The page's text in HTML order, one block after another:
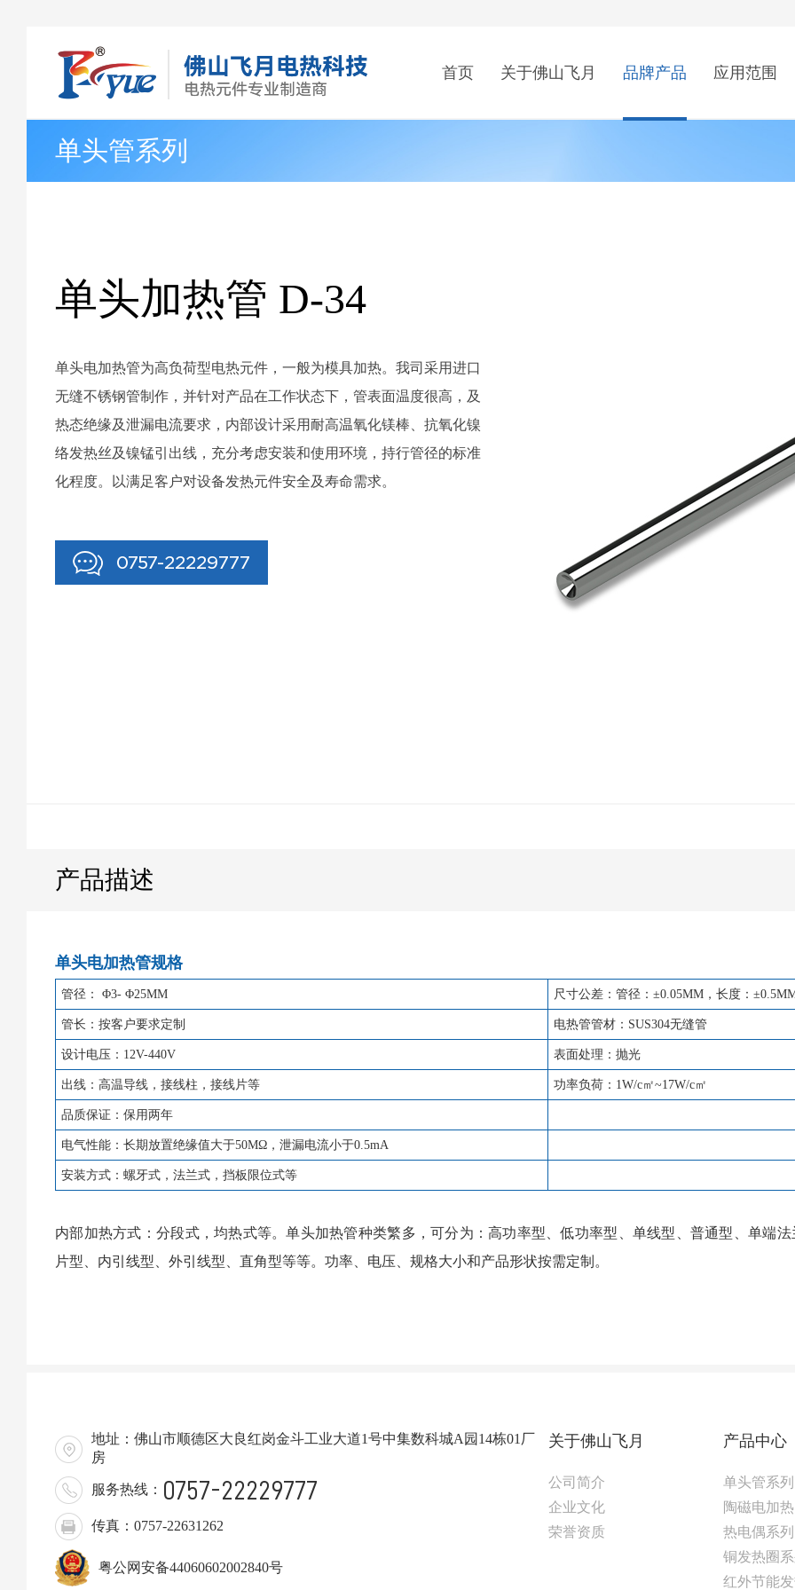
首页 关于佛山飞月 品牌产品 应用范围
单头管系列
单头加热管 D-34
单头电加热管为高负荷型电热元件，一般为模具加热。我司采用进口
无缝不锈钢管制作，并针对产品在工作状态下，管表面温度很高，及
热态绝缘及泄漏电流要求，内部设计采用耐高温氧化镁棒、抗氧化镍
络发热丝及镍锰引出线，充分考虑安装和使用环境，持行管径的标准
化程度。以满足客户对设备发热元件安全及寿命需求。
0757-22229777
产品描述
单头电加热管规格
管径： Φ3- Φ25MM 尺寸公差：管径：±0.05MM，长度：
管长：按客户要求定制 电热管管材：SUS304无缝管
设计电压：12V-440V 表面处理：抛光
出线：高温导线，接线柱，接线片等 功率负荷：1W/c㎡~17W/c㎡
品质保证：保用两年
电气性能：长期放置绝缘值大于50MΩ，泄漏电流小于0.5mA
安装方式：螺牙式，法兰式，挡板限位式等
内部加热方式：分段式，均热式等。单头加热管种类繁多，可分为：高功率型、低功率型、单线型、普通型、单端
片型、内引线型、外引线型、直角型等等。功率、电压、规格大小和产品形状按需定制。
地址：佛山市顺德区大良红岗金斗工业大道1号中集数科城A园14栋01厂
房
服务热线： 0757-22229777
传真：0757-22631262
粤公网安备44060602002840号
关于佛山飞月
公司简介
企业文化
荣誉资质
产品中心
单头管系列
陶磁电加
热电偶系列
铜发热圈
红外节能